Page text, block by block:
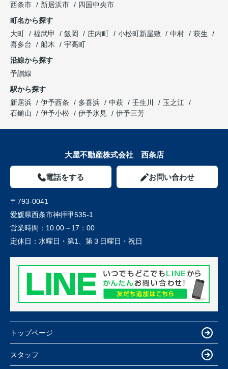
西条市
新居浜市
四国中央市
町名から探す
大町
福武甲 飯岡 庄内町 小松町新屋敷 中村
萩生
喜多台
船木
宇高町
沿線から探す
予讃線
駅から探す
新居浜
伊予西条 多喜浜 中萩 壬生川
玉之江
石鎚山
伊予小松 伊予氷見 伊予三芳
大屋不動産株式会社 西条店
電話をする お問い合わせ
〒793-0041
愛媛県西条市神拝甲535-1
営業時間： 10:00～17：00
定休日： 水曜日・第1、第３日曜日・祝日
トップページ
スタッフ